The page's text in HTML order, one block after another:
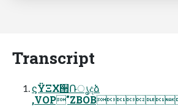
Transcript
ϛΫΞΧ੒Ռൃදձ